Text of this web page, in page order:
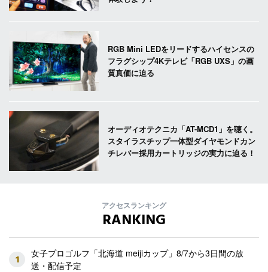
RGB Mini LEDをリードするハイセンスの
フラグシップ4Kテレビ「RGB UXS」の画
質真価に迫る
オーディオテクニカ「AT-MCD1」を聴く。
スタイラスチップ一体型ダイヤモンドカン
チレバー採用カートリッジの実力に迫る！
アクセスランキング
RANKING
1
女子プロゴルフ「北海道 meijiカップ」8/7から3日間の放
送・配信予定